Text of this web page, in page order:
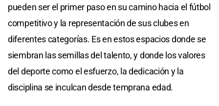
pueden ser el primer paso en su camino hacia el fútbol
competitivo y la representación de sus clubes en
diferentes categorías. Es en estos espacios donde se
siembran las semillas del talento, y donde los valores
del deporte como el esfuerzo, la dedicación y la
disciplina se inculcan desde temprana edad.